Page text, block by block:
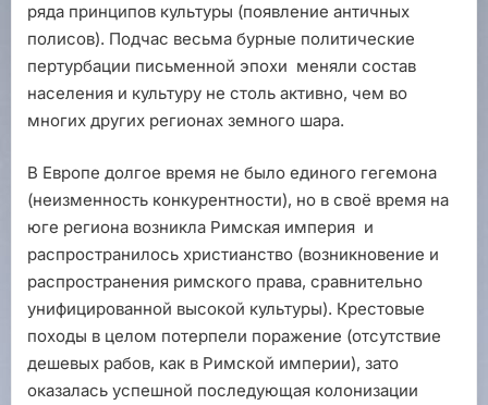
ряда принципов культуры (появление античных
полисов). Подчас весьма бурные политические
пертурбации письменной эпохи меняли состав
населения и культуру не столь активно, чем во
многих других регионах земного шара.
В Европе долгое время не было единого гегемона
(неизменность конкурентности), но в своё время на
юге региона возникла Римская империя и
распространилось христианство (возникновение и
распространения римского права, сравнительно
унифицированной высокой культуры). Крестовые
походы в целом потерпели поражение (отсутствие
дешевых рабов, как в Римской империи), зато
оказалась успешной последующая колонизации